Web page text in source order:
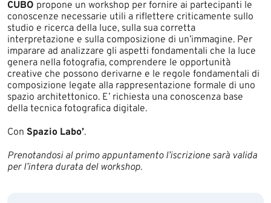
CUBO propone un workshop per fornire ai partecipanti le
conoscenze necessarie utili a riflettere criticamente sullo
studio e ricerca della luce, sulla sua corretta
interpretazione e sulla composizione di un’immagine. Per
imparare ad analizzare gli aspetti fondamentali che la luce
genera nella fotografia, comprendere le opportunità
creative che possono derivarne e le regole fondamentali di
composizione legate alla rappresentazione formale di uno
spazio architettonico. E’ richiesta una conoscenza base
della tecnica fotografica digitale.
Con Spazio Labo’.
Prenotandosi al primo appuntamento l’iscrizione sarà valida
per l’intera durata del workshop.